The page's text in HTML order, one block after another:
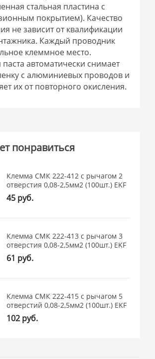
стальная пластина с
покрытием). Качество
не зависит от квалификации
Каждый проводник
клеммное место.
паста автоматически снимает
с алюминиевых проводов и
их от повторного окисления.
понравиться
Клемма СМК 222-412 с рычагом 2
отверстия 0,08-2,5мм2 (100шт.) EKF
45 руб.
Клемма СМК 222-413 с рычагом 3
отверстия 0,08-2,5мм2 (100шт.) EKF
61 руб.
Клемма СМК 222-415 с рычагом 5
отверстий 0,08-2,5мм2 (100шт.) EKF
102 руб.